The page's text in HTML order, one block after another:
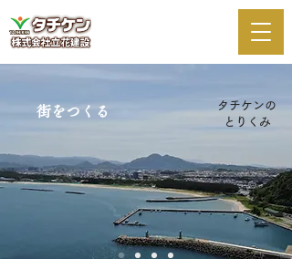
​街をつくる​​
タチケンの
とりくみ